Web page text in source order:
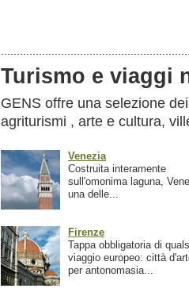
Turismo e viaggi
GENS offre una selezione
agriturismi , arte e cultura,
Venezia
Costruita interamente
sull'omonima laguna,
una delle...
Firenze
Tappa obbligatoria di
viaggio europeo: città
per antonomasia...